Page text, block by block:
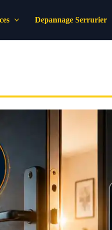
Depannage Serrurier